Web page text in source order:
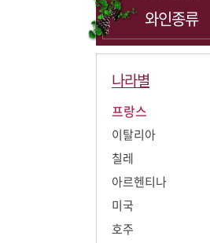
와인종류
나라별
프랑스
이탈리아
칠레
아르헨티나
미국
호주